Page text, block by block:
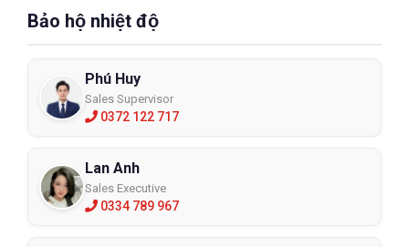
Bảo hộ nhiệt độ
Phú Huy
Sales Supervisor
0372 122 717
Lan Anh
Sales Executive
0334 789 967